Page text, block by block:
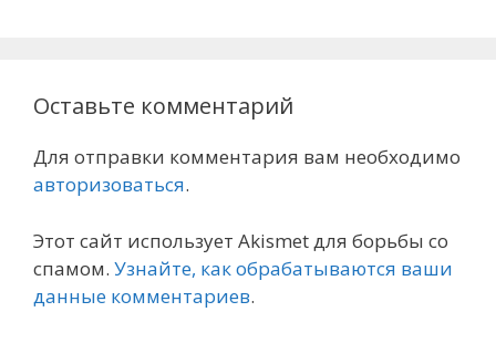
Оставьте комментарий
Для отправки комментария вам необходимо
авторизоваться.
Этот сайт использует Akismet для борьбы со
спамом. Узнайте, как обрабатываются ваши
данные комментариев.